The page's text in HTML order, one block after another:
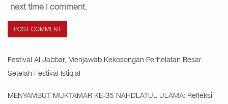
next time I comment.
Festival Al Jabbar, Menjawab Kekosongan Perhelatan Besar
Setelah Festival Istiqlal
MENYAMBUT MUKTAMAR KE-35 NAHDLATUL ULAMA: Refleksi